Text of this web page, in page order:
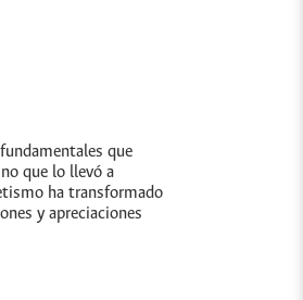
que
que lo llevó a
ha transformado
y apreciaciones